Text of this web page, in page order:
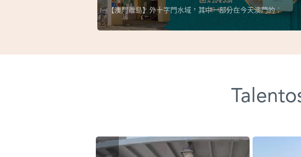
【澳門離島】外十字門水域，其中一部分在今天澳門的︰